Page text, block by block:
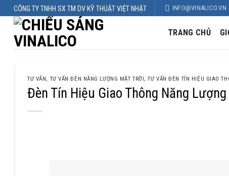
to
content
CÔNG TY TNHH SX TM DV KỸ THUẬT VIỆT NHẬT INFO@VINALICO.VN
TRANG CHỦ
TƯ VẤN, TƯ VẤN ĐÈN NĂNG LƯỢNG MẶT TRỜI,TƯ VẤN ĐÈN TÍN HIỆU GIAO
Đèn Tín Hiệu Giao Thông Năng